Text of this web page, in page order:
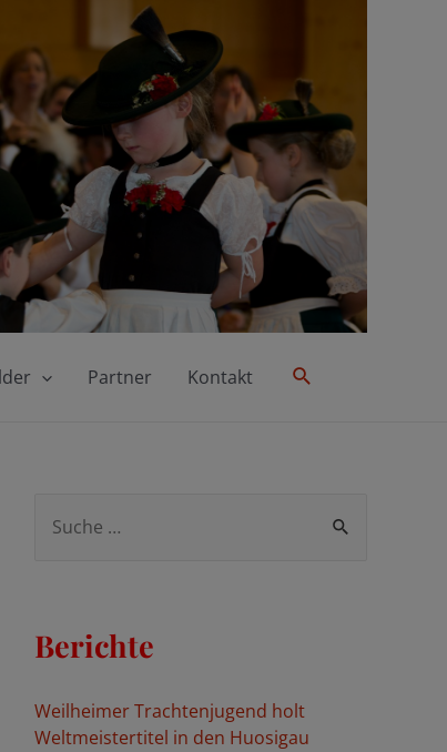
Partner Kontakt Suche
e
n
Berichte
Weilheimer Trachtenjugend holt
Weltmeistertitel in den Huosigau